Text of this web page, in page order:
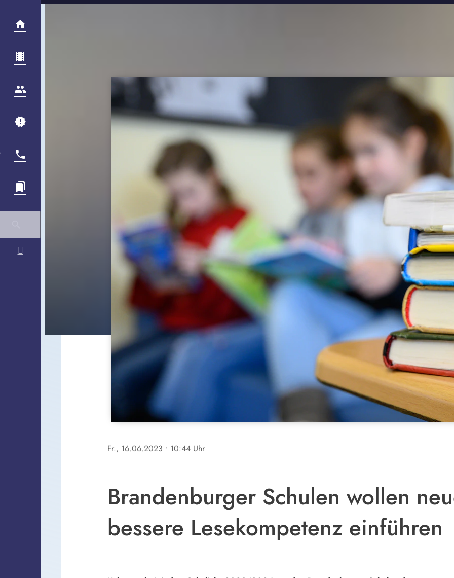
Fr., 16.06.2023 • 10:44 Uhr
Brandenburger Schulen wollen
bessere Lesekompetenz einführen